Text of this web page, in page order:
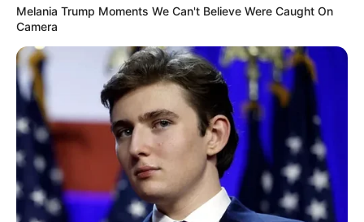
Melania Trump Moments We Can't Believe Were Caught On
Camera